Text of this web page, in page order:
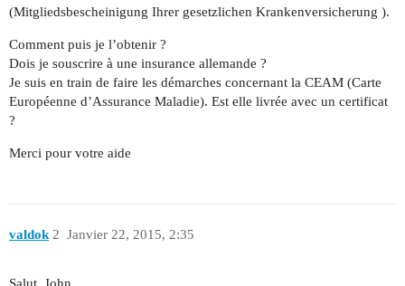
(Mitgliedsbescheinigung Ihrer gesetzlichen Krankenversicherung ).
Comment puis je l’obtenir ?
Dois je souscrire à une insurance allemande ?
Je suis en train de faire les démarches concernant la CEAM (Carte
Européenne d’Assurance Maladie). Est elle livrée avec un certificat
?
Merci pour votre aide
valdok Janvier 22, 2015, 2:35
2